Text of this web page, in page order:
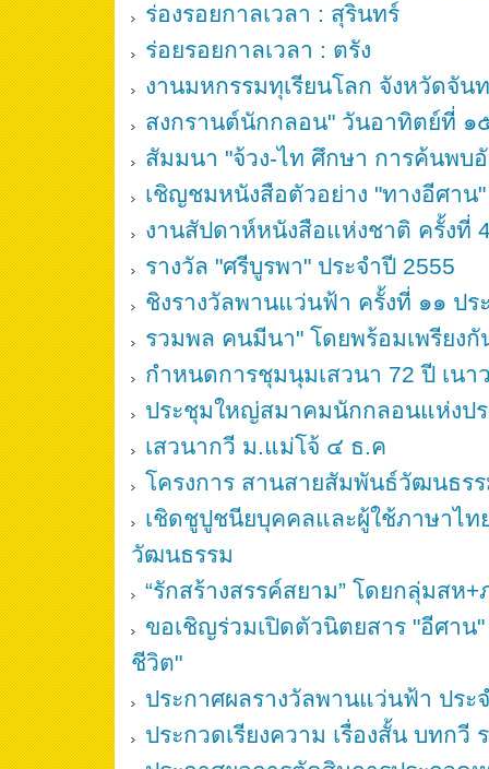
ร่องรอยกาลเวลา : สุรินทร์
ร่อยรอยกาลเวลา : ตรัง
งานมหกรรมทุเรียนโลก จังหวัดจัน
สงกรานต์นักกลอน" วันอาทิตย์ที่
สัมมนา "จ้วง-ไท ศึกษา การค้นพบ
เชิญชมหนังสือตัวอย่าง "ทางอีศาน
งานสัปดาห์หนังสือแห่งชาติ ครั้งที่
รางวัล "ศรีบูรพา" ประจำปี 2555
ชิงรางวัลพานแว่นฟ้า ครั้งที่ ๑๑ ป
รวมพล คนมีนา" โดยพร้อมเพรียงกั
กำหนดการชุมนุมเสวนา 72 ปี เนา
ประชุมใหญ่สมาคมนักกลอนแห่งปร
เสวนากวี ม.แม่โจ้ ๔ ธ.ค
โครงการ สานสายสัมพันธ์วัฒนธร
เชิดชูปูชนียบุคคลและผู้ใช้ภาษาไท
วัฒนธรรม
“รักสร้างสรรค์สยาม” โดยกลุ่มสห+
ขอเชิญร่วมเปิดตัวนิตยสาร "อีศาน
ชีวิต"
ประกาศผลรางวัลพานแว่นฟ้า ปร
ประกวดเรียงความ เรื่องสั้น บทกวี